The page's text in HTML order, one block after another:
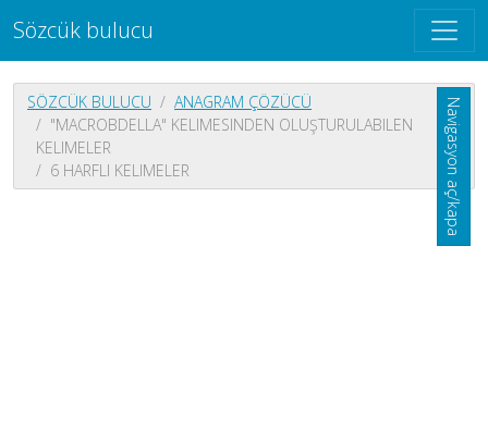
Sözcük bulucu
Navigasyon aç/kapa
SÖZCÜK BULUCU
ANAGRAM ÇÖZÜCÜ
"MACROBDELLA" KELIMESINDEN OLUŞTURULABILEN
KELIMELER
6 HARFLI KELIMELER